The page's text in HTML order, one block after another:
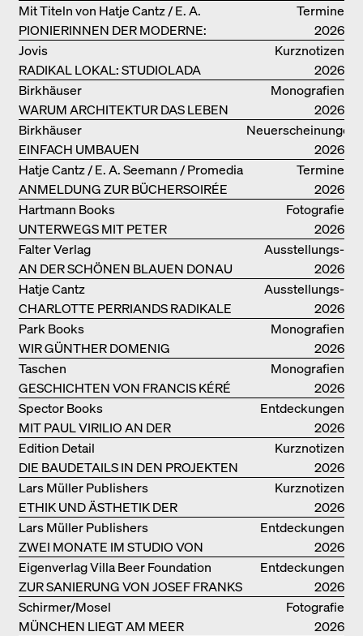
Termine
PIONIERINNEN DER MODERNE:
DANKE FÜR DAS INTERESSE AN
UNSERER DRITTEN BÜCHERSOIRÉE!
Mit Titeln von Hatje Cantz / E. A.
Seemann / Promedia
2026
Kurznotizen
RADIKAL LOKAL: STUDIOLADA
Jovis
2026
Monografien
WARUM ARCHITEKTUR DAS LEBEN
VERBESSERN KANN: ANNA
HERINGER
Birkhäuser
2026
Neuerscheinungen
EINFACH UMBAUEN
Birkhäuser
2026
Termine
ANMELDUNG ZUR BÜCHERSOIRÉE
AM 13. JULI
Hatje Cantz / E. A. Seemann / Promedia
2026
Fotografie
UNTERWEGS MIT PETER
BIALOBRZESKI
Hartmann Books
2026
Ausstellungs­
kataloge
AN DER SCHÖNEN BLAUEN DONAU
Falter Verlag
2026
Ausstellungs­
kataloge
CHARLOTTE PERRIANDS RADIKALE
IDEEN ZUM WOHNEN
Hatje Cantz
2026
Monografien
WIR GÜNTHER DOMENIG
Park Books
2026
Monografien
GESCHICHTEN VON FRANCIS KÉRÉ
Taschen
2026
Entdeckungen
MIT PAUL VIRILIO AN DER
ATLANTIKKÜSTE
Spector Books
2026
Kurznotizen
DIE BAUDETAILS IN DEN PROJEKTEN
VON HERZOG & DE MEURON
Edition Detail
2026
Kurznotizen
ETHIK UND ÄSTHETIK DER
LANDSCHAFT: ROBERTO BURLE
MARX
Lars Müller Publishers
2026
Entdeckungen
ZWEI MONATE IM STUDIO VON
OSCAR NIEMEYER AN DER
COPACABANA
Lars Müller Publishers
2026
Entdeckungen
ZUR SANIERUNG VON JOSEF FRANKS
VILLA BEER
Eigenverlag Villa Beer Foundation
2026
Fotografie
MÜNCHEN LIEGT AM MEER
Schirmer/Mosel
2026